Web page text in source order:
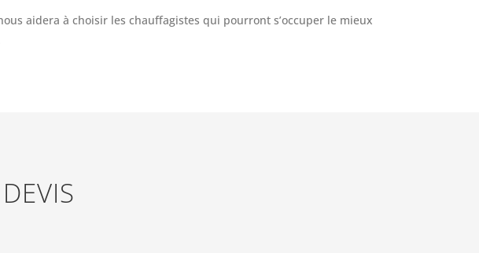
aidera à choisir les chauffagistes qui pourront s’occuper le mieux